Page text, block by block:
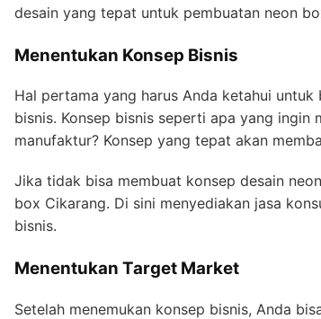
desain yang tepat untuk pembuatan neon
Menentukan Konsep Bisnis
Hal pertama yang harus Anda ketahui
bisnis. Konsep bisnis seperti apa yang ingin
manufaktur? Konsep yang tepat akan
Jika tidak bisa membuat konsep desain
box Cikarang. Di sini menyediakan jasa
bisnis.
Menentukan Target Market
Setelah menemukan konsep bisnis, Anda